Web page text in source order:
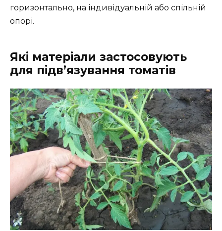
горизонтально, на індивідуальній або спільній
опорі.
Які матеріали застосовують
для підв’язування томатів